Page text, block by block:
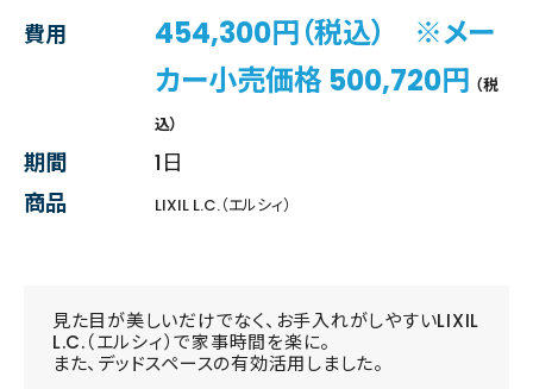
費用
454,300円（税込） ※メー
カー小売価格 500,720円 （税
込）
期間
1日
商品
LIXIL L.C.（エルシィ）
見た目が美しいだけでなく、お手入れがしやすいLIXIL
L.C.（エルシィ）で家事時間を楽に。
また、デッドスペースの有効活用しました。